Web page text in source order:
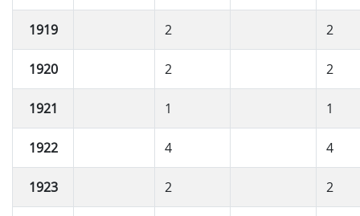
1919 2 2
1920 2 2
1921 1 1
1922 4 4
1923 2 2